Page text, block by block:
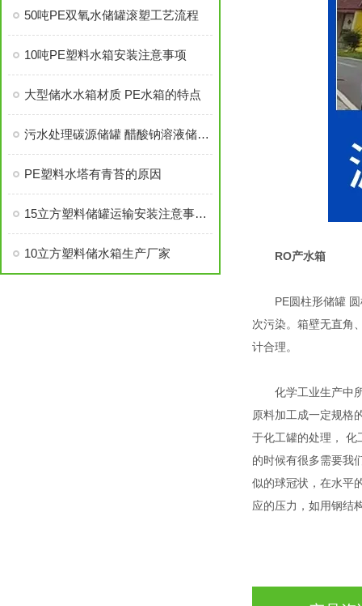
50吨PE双氧水储罐滚塑工艺流程
10吨PE塑料水箱安装注意事项
大型储水水箱材质 PE水箱的特点
污水处理碳源储罐 醋酸钠溶液储存罐 20吨PE塑料储罐
PE塑料水塔有青苔的原因
15立方塑料储罐运输安装注意事项！
10立方塑料储水箱生产厂家 RO产水箱
PE圆柱形储罐 圆
次污染。箱壁无直角
计合理。
化学工业生产中所
原料加工成一定规格
于化工罐的处理， 化
的时候有很多需要我
似的球冠状，在水平
应的压力，如用钢结